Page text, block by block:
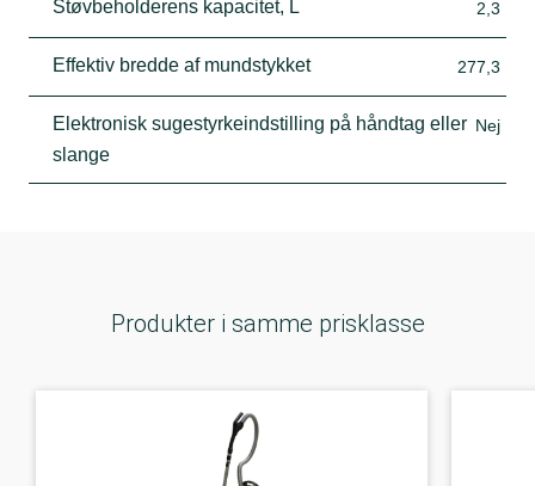
Støvbeholderens kapacitet, L 2,3
Effektiv bredde af mundstykket 277,3
Elektronisk sugestyrkeindstilling på håndtag eller
slange
Nej
Produkter i samme prisklasse